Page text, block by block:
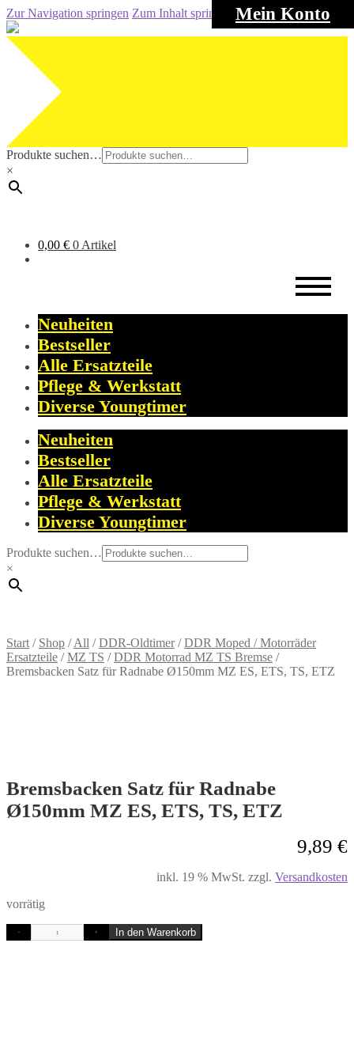
Mein Konto
Zur Navigation springen Zum Inhalt springen
Produkte suchen…
×
0,00 € 0 Artikel
Neuheiten
Bestseller
Alle Ersatzteile
Pflege & Werkstatt
Diverse Youngtimer
Neuheiten
Bestseller
Alle Ersatzteile
Pflege & Werkstatt
Diverse Youngtimer
Produkte suchen…
×
Start / Shop /All /DDR-Oldtimer/DDR Moped / Motorräder
Ersatzteile /MZ TS /DDR Motorrad MZ TS Bremse /
Bremsbacken Satz für Radnabe Ø150mm MZ ES, ETS, TS, ETZ
Bremsbacken Satz für Radnabe
Ø150mm MZ ES, ETS, TS, ETZ
9,89 €
inkl. 19 % MwSt. zzgl. Versandkosten
vorrätig
- + In den Warenkorb